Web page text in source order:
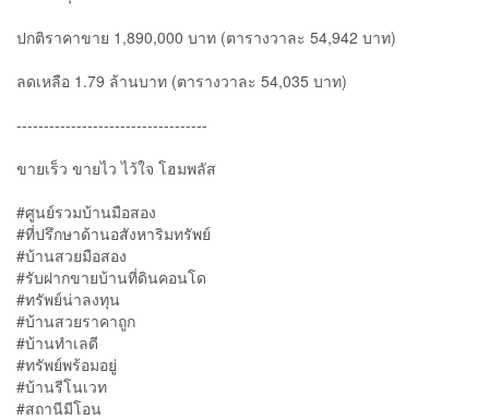
ปกติราคาขาย 1,890,000 บาท (ตารางวาละ 54,942 บาท)
ลดเหลือ 1.79 ล้านบาท (ตารางวาละ 54,035 บาท)
-----------------------------------
ขายเร็ว ขายไว ไว้ใจ โฮมพลัส
#ศูนย์รวมบ้านมือสอง
#ที่ปรึกษาด้านอสังหาริมทรัพย์
#บ้านสวยมือสอง
#รับฝากขายบ้านที่ดินคอนโด
#ทรัพย์น่าลงทุน
#บ้านสวยราคาถูก
#บ้านทำเลดี
#ทรัพย์พร้อมอยู่
#บ้านรีโนเวท
#สถานีมีโอน